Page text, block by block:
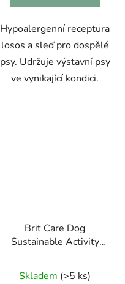
Hypoalergenní receptura
losos a sleď pro dospělé
psy. Udržuje výstavní psy
ve vynikající kondici.
Brit Care Dog
Sustainable Activity
Skladem (>5 ks)